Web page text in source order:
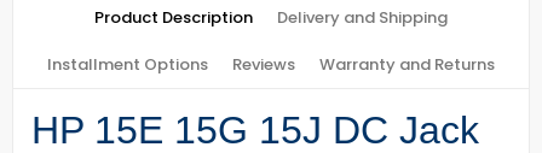
Product Description Delivery and Shipping
Installment Options Reviews Warranty and Returns
HP 15E 15G 15J DC Jack